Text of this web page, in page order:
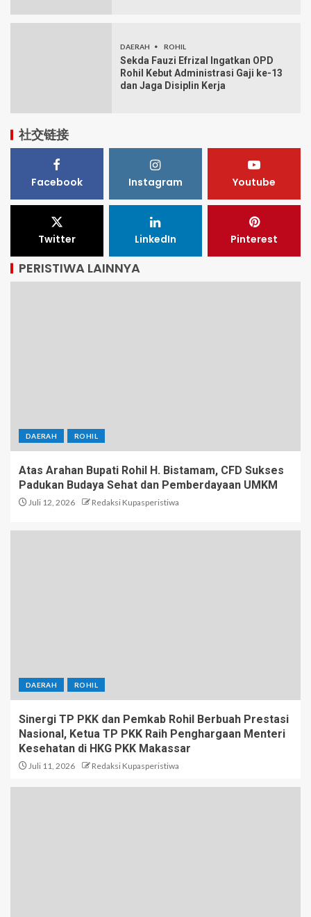
DAERAH ROHIL
Sekda Fauzi Efrizal Ingatkan OPD
Rohil Kebut Administrasi Gaji ke-13
dan Jaga Disiplin Kerja
社交链接
Facebook Instagram Youtube
Twitter LinkedIn Pinterest
PERISTIWA LAINNYA
DAERAH ROHIL
Atas Arahan Bupati Rohil H. Bistamam, CFD Sukses
Padukan Budaya Sehat dan Pemberdayaan UMKM
Juli 12, 2026 Redaksi Kupasperistiwa
DAERAH ROHIL
Sinergi TP PKK dan Pemkab Rohil Berbuah Prestasi
Nasional, Ketua TP PKK Raih Penghargaan Menteri
Kesehatan di HKG PKK Makassar
Juli 11, 2026 Redaksi Kupasperistiwa